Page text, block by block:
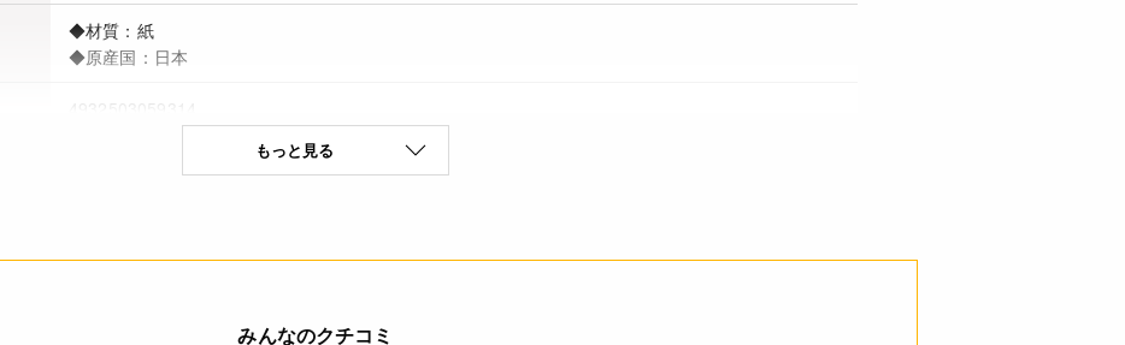
◆材質：紙
◆原産国：日本
4932503059314
もっと見る
みんなのクチコミ